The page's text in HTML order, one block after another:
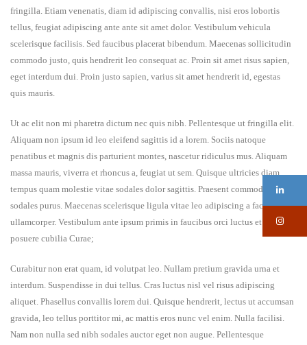
fringilla. Etiam venenatis, diam id adipiscing convallis, nisi eros lobortis
tellus, feugiat adipiscing ante ante sit amet dolor. Vestibulum vehicula
scelerisque facilisis. Sed faucibus placerat bibendum. Maecenas sollicitudin
commodo justo, quis hendrerit leo consequat ac. Proin sit amet risus sapien,
eget interdum dui. Proin justo sapien, varius sit amet hendrerit id, egestas
quis mauris.
Ut ac elit non mi pharetra dictum nec quis nibh. Pellentesque ut fringilla elit.
Aliquam non ipsum id leo eleifend sagittis id a lorem. Sociis natoque
penatibus et magnis dis parturient montes, nascetur ridiculus mus. Aliquam
massa mauris, viverra et rhoncus a, feugiat ut sem. Quisque ultricies diam
tempus quam molestie vitae sodales dolor sagittis. Praesent commodo
sodales purus. Maecenas scelerisque ligula vitae leo adipiscing a facilisis nisl
ullamcorper. Vestibulum ante ipsum primis in faucibus orci luctus et ultrices
posuere cubilia Curae;
Curabitur non erat quam, id volutpat leo. Nullam pretium gravida urna et
interdum. Suspendisse in dui tellus. Cras luctus nisl vel risus adipiscing
aliquet. Phasellus convallis lorem dui. Quisque hendrerit, lectus ut accumsan
gravida, leo tellus porttitor mi, ac mattis eros nunc vel enim. Nulla facilisi.
Nam non nulla sed nibh sodales auctor eget non augue. Pellentesque